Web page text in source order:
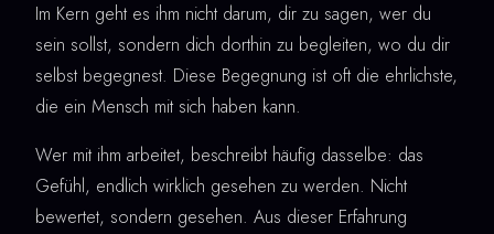
Im Kern geht es ihm nicht darum, dir zu sagen, wer du
sein sollst, sondern dich dorthin zu begleiten, wo du dir
selbst begegnest. Diese Begegnung ist oft die ehrlichste,
die ein Mensch mit sich haben kann.
Wer mit ihm arbeitet, beschreibt häufig dasselbe: das
Gefühl, endlich wirklich gesehen zu werden. Nicht
bewertet, sondern gesehen. Aus dieser Erfahrung